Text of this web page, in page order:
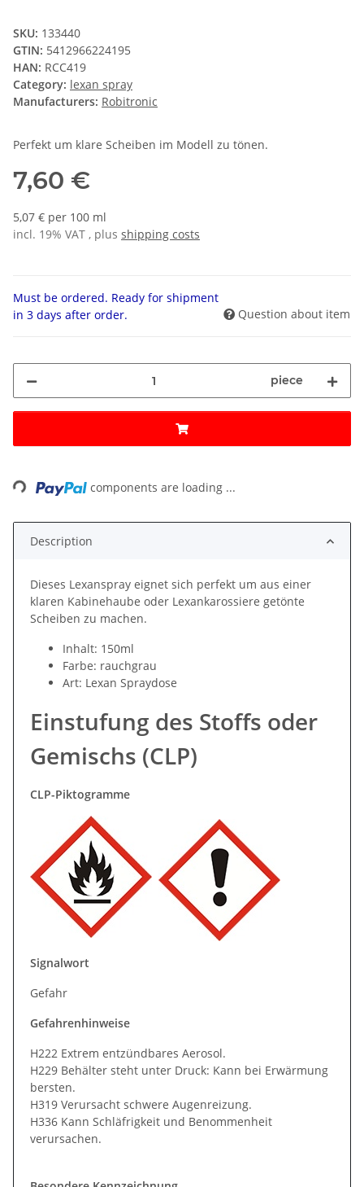
SKU: 133440
GTIN: 5412966224195
HAN: RCC419
Category: lexan spray
Manufacturers: Robitronic
Perfekt um klare Scheiben im Modell zu tönen.
7,60 €
5,07 € per 100 ml
incl. 19% VAT , plus shipping costs
Must be ordered. Ready for shipment
in 3 days after order.
Question about item
piece
Loading... components are loading ...
Description
Dieses Lexanspray eignet sich perfekt um aus einer
klaren Kabinehaube oder Lexankarossiere getönte
Scheiben zu machen.
Inhalt: 150ml
Farbe: rauchgrau
Art: Lexan Spraydose
Einstufung des Stoffs oder
Gemischs (CLP)
CLP-Piktogramme
Signalwort
Gefahr
Gefahrenhinweise
H222 Extrem entzündbares Aerosol.
H229 Behälter steht unter Druck: Kann bei Erwärmung
bersten.
H319 Verursacht schwere Augenreizung.
H336 Kann Schläfrigkeit und Benommenheit
verursachen.